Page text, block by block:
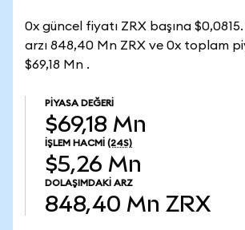
0x güncel fiyatı ZRX başına
arzı 848,40 Mn ZRX ve 0x toplam
$69,18 Mn .
PIYASA DEĞERI
$69,18 Mn
İŞLEM HACMI (24S)
$5,26 Mn
DOLAŞIMDAKI ARZ
848,40 Mn ZRX